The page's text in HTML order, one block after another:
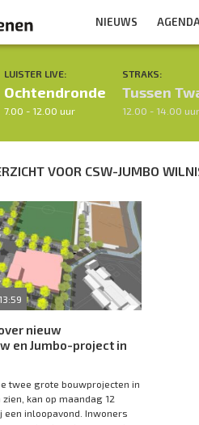
NIEUWS
LUISTER LIVE:
Ochtendronde
7.00 - 12.00 uur
STRAKS:
Tussen
12.00 - 14.00 uur
VOOR CSW-JUMBO
nieuw
en Jumbo-project in
twee grote bouwprojecten in
kan op maandag 12
een inloopavond. Inwoners